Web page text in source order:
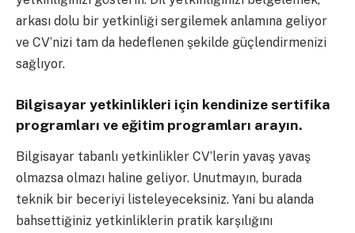
arkası dolu bir yetkinliği sergilemek anlamına geliyor
ve CV’nizi tam da hedeflenen şekilde güçlendirmenizi
sağlıyor.
Bilgisayar yetkinlikleri için kendinize sertifika
programları ve eğitim programları arayın.
Bilgisayar tabanlı yetkinlikler CV’lerin yavaş yavaş
olmazsa olmazı haline geliyor. Unutmayın, burada
teknik bir beceriyi listeleyeceksiniz. Yani bu alanda
bahsettiğiniz yetkinliklerin pratik karşılığını